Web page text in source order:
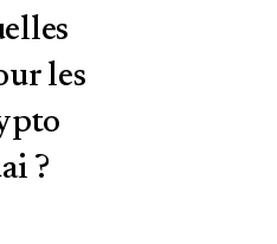
les
?